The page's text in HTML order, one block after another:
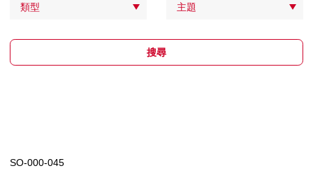
類型 主題
搜尋
SO-000-045